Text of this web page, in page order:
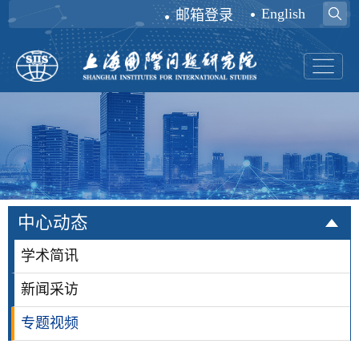
邮箱登录 English
中心动态
学术简讯
新闻采访
专题视频